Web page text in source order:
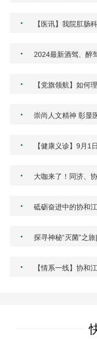
· 【医讯】我院肛肠
· 2024最新酒驾、
· 【党旗领航】如何
· 崇尚人文精神 彰
· 【健康义诊】9月1
· 大咖来了！同济、
· 砥砺奋进中的协和
· 探寻神秘“灭菌”之
· 【情系一线】协和